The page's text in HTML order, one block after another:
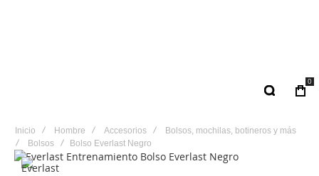
0
Inicio Hombre Accesorios
Bolsos, mochilas, botineros y más
Bolsos
Bolso Everlast Negro